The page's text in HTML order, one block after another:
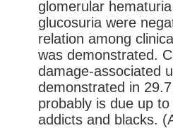
glomerular
glucosuria were
relation among
was demonstrated.
damage-associated
demonstrated in
probably is due up
addicts and blacks.